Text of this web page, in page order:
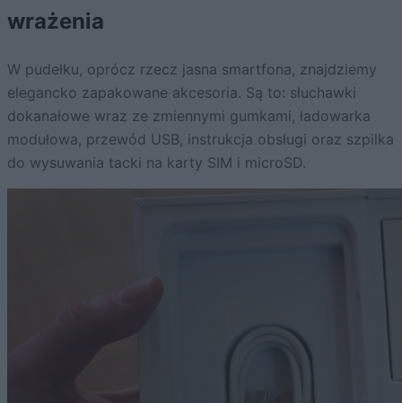
wrażenia
W pudełku, oprócz rzecz jasna smartfona, znajdziemy
elegancko zapakowane akcesoria. Są to: słuchawki
dokanałowe wraz ze zmiennymi gumkami, ładowarka
modułowa, przewód USB, instrukcja obsługi oraz szpilka
do wysuwania tacki na karty SIM i microSD.